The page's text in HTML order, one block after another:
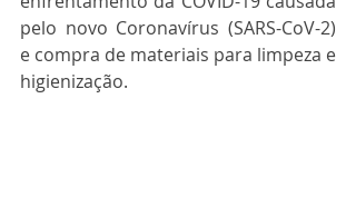
pelo novo Coronavírus (SARS-CoV-2)
e compra de materiais para limpeza e
higienização.